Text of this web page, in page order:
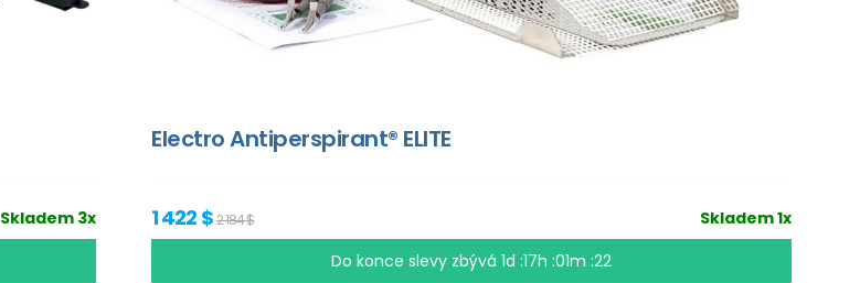
Skladem 3x
Electro Antiperspirant® ELITE
Skladem 1x
1 422 $2 184 $
Do konce slevy zbývá1d :17h :01m :21